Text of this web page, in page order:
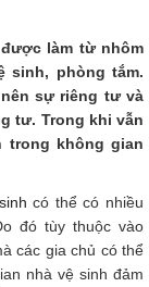
làm từ nhôm
sinh, phòng tắm.
sự riêng tư và
tư. Trong khi vẫn
trong không gian
có thể có nhiều
đó tùy thuộc vào
các gia chủ có thể
nhà vệ sinh đảm